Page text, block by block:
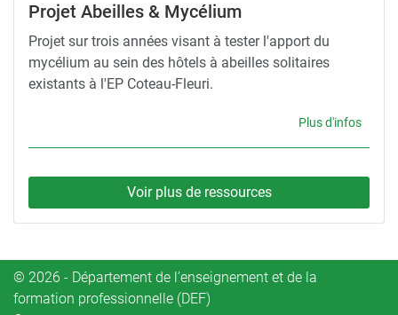
Projet Abeilles & Mycélium
Projet sur trois années visant à tester l'apport du
mycélium au sein des hôtels à abeilles solitaires
existants à l'EP Coteau-Fleuri.
Plus d'infos
Voir plus de ressources
© 2026 - Département de l’enseignement et de la
formation professionnelle (DEF)